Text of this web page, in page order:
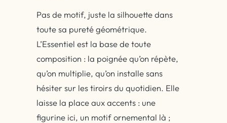
Pas de motif, juste la silhouette dans
toute sa pureté géométrique.
L’Essentiel est la base de toute
composition : la poignée qu’on répète,
qu’on multiplie, qu’on installe sans
hésiter sur les tiroirs du quotidien. Elle
laisse la place aux accents : une
figurine ici, un motif ornemental là ;